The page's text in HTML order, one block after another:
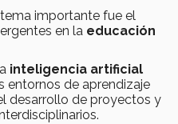
importante fue el
en la educación
inteligencia artificial
entornos de aprendizaje
desarrollo de proyectos y